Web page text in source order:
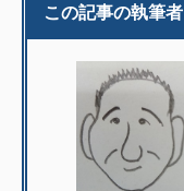
この記事の執筆者